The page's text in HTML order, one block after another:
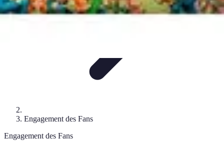
Engagement des Fans
Engagement des Fans